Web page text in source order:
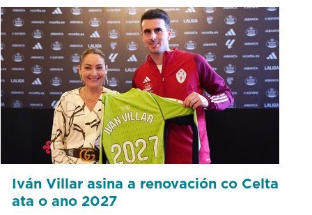
Iván Villar asina a renovación co Celta
ata o ano 2027